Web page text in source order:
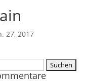
27, 2017